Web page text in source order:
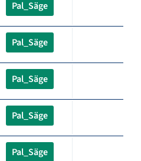
Pal_Säge
Pal_Säge
Pal_Säge
Pal_Säge
Pal_Säge